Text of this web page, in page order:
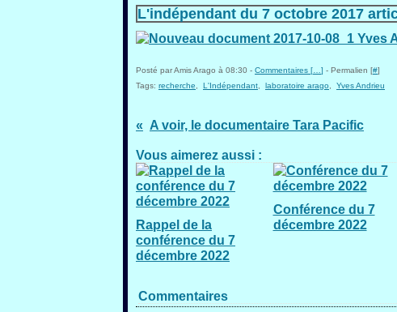
L'indépendant du 7 octobre 2017
Posté par Amis Arago à 08:30 - Commentaires [ ] - Permalien [#]
Tags: recherche L'Indépendant laboratoire arago Yves Andrieu
A voir, le documentaire Tara Pacific
Vous aimerez aussi :
Rappel de la
conférence du 7
décembre 2022
Conférence du 7
décembre 2022
Commentaires